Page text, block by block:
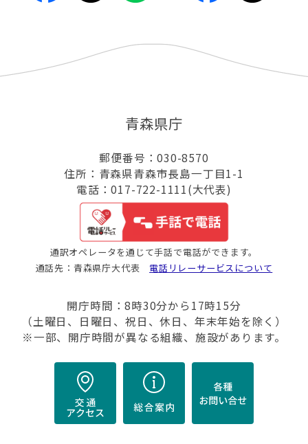
青森県庁
郵便番号：030-8570
住所：青森県青森市長島一丁目1-1
電話：017-722-1111(大代表)
通訳オペレータを通じて手話で電話ができます。
通話先：青森県庁大代表 電話リレーサービスについて
開庁時間：8時30分から17時15分
（土曜日、日曜日、祝日、休日、年末年始を除く）
※一部、開庁時間が異なる組織、施設があります。